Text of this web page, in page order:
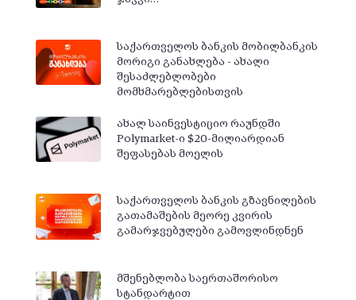
საქართველოს ბანკის მობილბანკის
მორიგი განახლება - ახალი
შესაძლებლობები
მომხმარებლებისთვის
ახალ საინვესტიციო რაუნდში
Polymarket-ი $20-მილიარდიან
შეფასებას მოელის
საქართველოს ბანკის გზავნილების
გათამაშების მეორე კვირის
გამარჯვებულები გამოვლინდნენ
მშენებლობა საერთაშორისო
სტანდარტით